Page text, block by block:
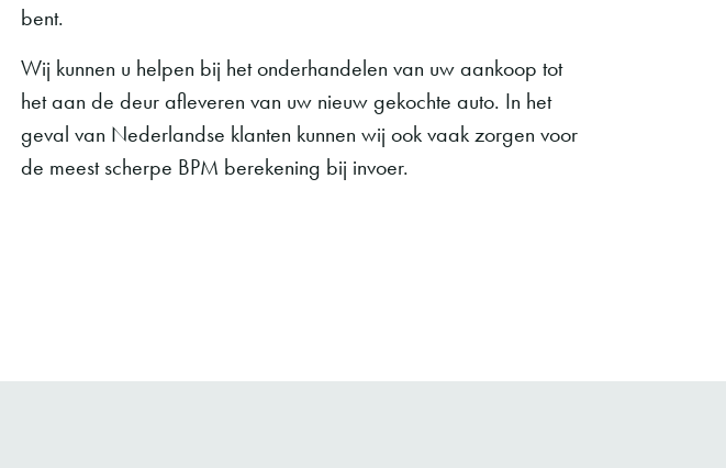
bent.
Wij kunnen u helpen bij het onderhandelen van uw aankoop tot
het aan de deur afleveren van uw nieuw gekochte auto. In het
geval van Nederlandse klanten kunnen wij ook vaak zorgen voor
de meest scherpe BPM berekening bij invoer.